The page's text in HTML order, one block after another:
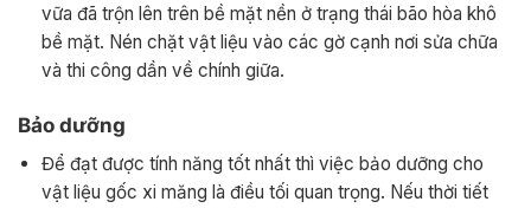
vữa đã trộn lên trên bề mặt nền ở trạng thái bão hòa khô
bề mặt. Nén chặt vật liệu vào các gờ cạnh nơi sửa chữa
và thi công dần về chính giữa.
Bảo dưỡng
Để đạt được tính năng tốt nhất thì việc bảo dưỡng cho
vật liệu gốc xi măng là điều tối quan trọng. Nếu thời tiết